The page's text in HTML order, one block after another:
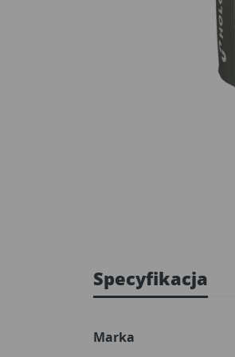
Specyfikacja
Marka